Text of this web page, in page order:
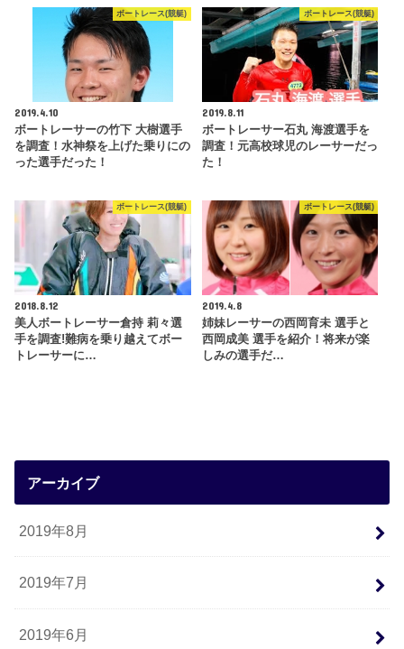
ボートレース(競艇)
2019.4.10
ボートレーサーの竹下 大樹選手
を調査！水神祭を上げた乗りにの
った選手だった！
ボートレース(競艇)
2019.8.11
ボートレーサー石丸 海渡選手を
調査！元高校球児のレーサーだっ
た！
ボートレース(競艇)
2018.8.12
美人ボートレーサー倉持 莉々選
手を調査!難病を乗り越えてボー
トレーサーに…
ボートレース(競艇)
2019.4.8
姉妹レーサーの西岡育未 選手と
西岡成美 選手を紹介！将来が楽
しみの選手だ…
アーカイブ
2019年8月
2019年7月
2019年6月